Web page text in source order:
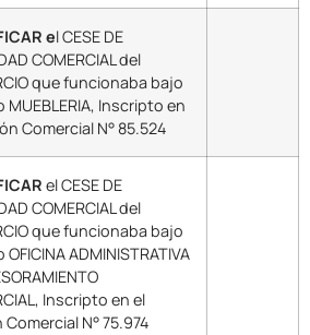
el CESE DE
COMERCIAL del
que funcionaba bajo
MUEBLERIA, Inscripto en
Comercial N° 85.524
el CESE DE
COMERCIAL del
que funcionaba bajo
ADMINISTRATIVA
Inscripto en el
Comercial N° 75.974